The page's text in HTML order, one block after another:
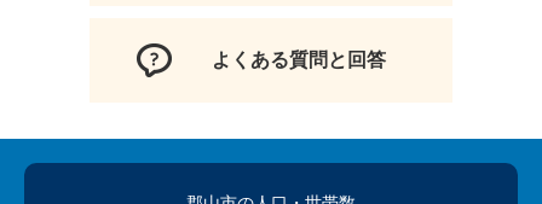
よくある質問と回答